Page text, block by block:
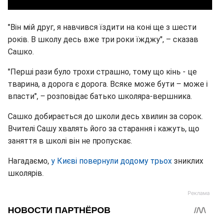
"Він мій друг, я навчився їздити на коні ще з шести
років. В школу десь вже три роки їжджу", – сказав
Сашко.
"Перші рази було трохи страшно, тому що кінь - це
тварина, а дорога є дорога. Всяке може бути – може і
впасти", – розповідає батько школяра-вершника.
Сашко добирається до школи десь хвилин за сорок.
Вчителі Сашу хвалять його за старання і кажуть, що
заняття в школі він не пропускає.
Нагадаємо, у Києві повернули додому трьох зниклих
школярів.